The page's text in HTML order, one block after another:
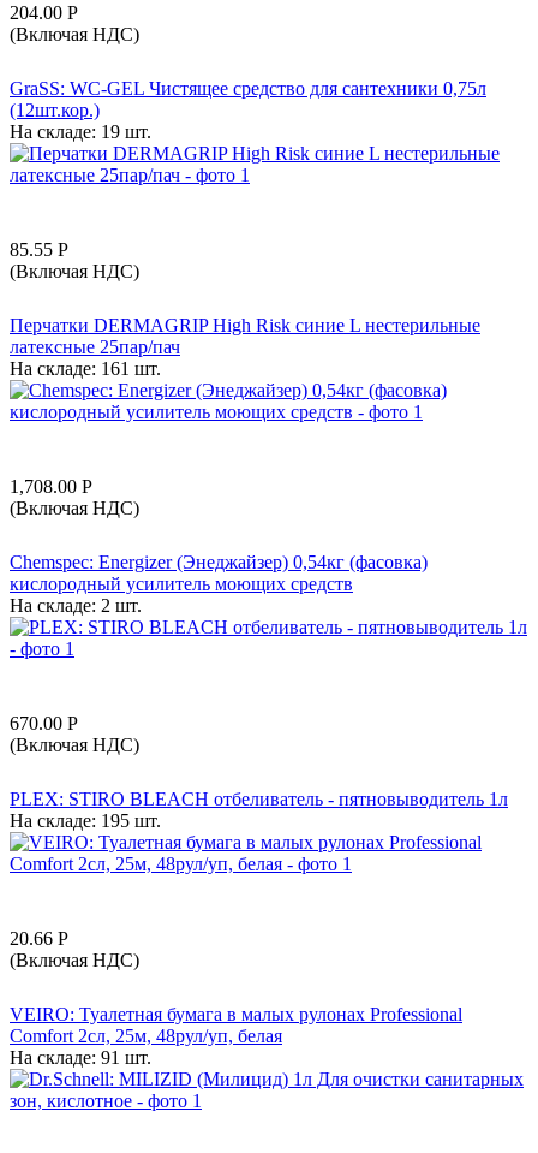
204.00 Р
(Включая НДС)
GraSS: WC-GEL Чистящее средство для сантехники 0,75л
(12шт.кор.)
На складе: 19 шт.
85.55 Р
(Включая НДС)
Перчатки DERMAGRIP High Risk синие L нестерильные
латексные 25пар/пач
На складе: 161 шт.
1,708.00 Р
(Включая НДС)
Chemspec: Energizer (Энеджайзер) 0,54кг (фасовка)
кислородный усилитель моющих средств
На складе: 2 шт.
670.00 Р
(Включая НДС)
PLEX: STIRO BLEACH отбеливатель - пятновыводитель 1л
На складе: 195 шт.
20.66 Р
(Включая НДС)
VEIRO: Туалетная бумага в малых рулонах Professional
Comfort 2сл, 25м, 48рул/уп, белая
На складе: 91 шт.